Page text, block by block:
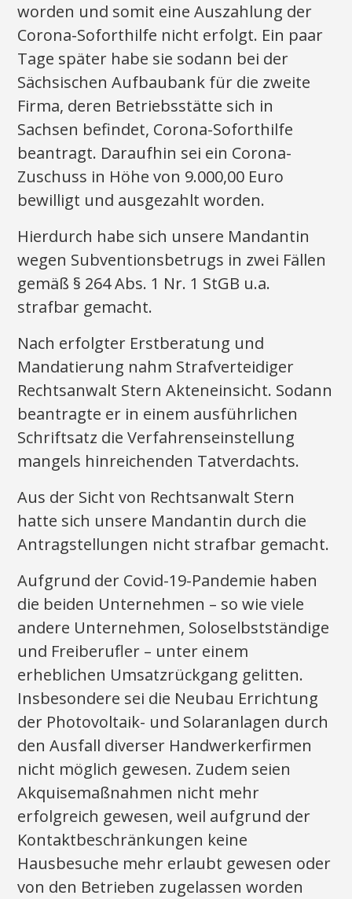
worden und somit eine Auszahlung der
Corona-Soforthilfe nicht erfolgt. Ein paar
Tage später habe sie sodann bei der
Sächsischen Aufbaubank für die zweite
Firma, deren Betriebsstätte sich in
Sachsen befindet, Corona-Soforthilfe
beantragt. Daraufhin sei ein Corona-
Zuschuss in Höhe von 9.000,00 Euro
bewilligt und ausgezahlt worden.
Hierdurch habe sich unsere Mandantin
wegen Subventionsbetrugs in zwei Fällen
gemäß § 264 Abs. 1 Nr. 1 StGB u.a.
strafbar gemacht.
Nach erfolgter Erstberatung und
Mandatierung nahm Strafverteidiger
Rechtsanwalt Stern Akteneinsicht. Sodann
beantragte er in einem ausführlichen
Schriftsatz die Verfahrenseinstellung
mangels hinreichenden Tatverdachts.
Aus der Sicht von Rechtsanwalt Stern
hatte sich unsere Mandantin durch die
Antragstellungen nicht strafbar gemacht.
Aufgrund der Covid-19-Pandemie haben
die beiden Unternehmen – so wie viele
andere Unternehmen, Soloselbstständige
und Freiberufler – unter einem
erheblichen Umsatzrückgang gelitten.
Insbesondere sei die Neubau Errichtung
der Photovoltaik- und Solaranlagen durch
den Ausfall diverser Handwerkerfirmen
nicht möglich gewesen. Zudem seien
Akquisemaßnahmen nicht mehr
erfolgreich gewesen, weil aufgrund der
Kontaktbeschränkungen keine
Hausbesuche mehr erlaubt gewesen oder
von den Betrieben zugelassen worden